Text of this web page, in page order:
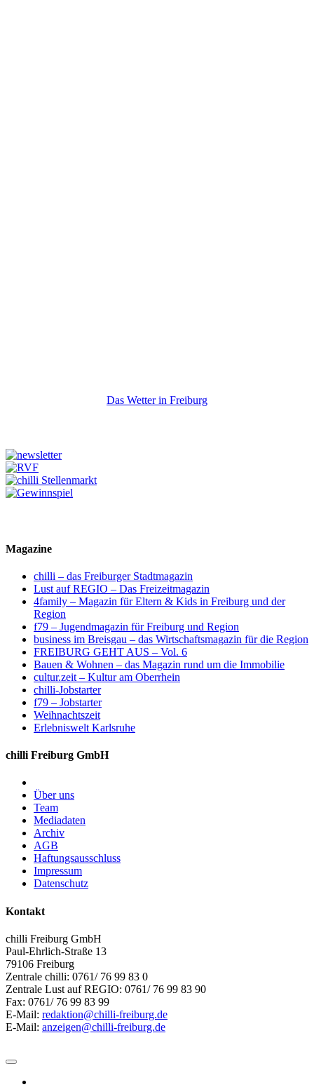
Das Wetter in Freiburg
Magazine
chilli – das Freiburger Stadtmagazin
Lust auf REGIO – Das Freizeitmagazin
4family – Magazin für Eltern & Kids in Freiburg und der
Region
f79 – Jugendmagazin für Freiburg und Region
business im Breisgau – das Wirtschaftsmagazin für die Region
FREIBURG GEHT AUS – Vol. 6
Bauen & Wohnen – das Magazin rund um die Immobilie
cultur.zeit – Kultur am Oberrhein
chilli-Jobstarter
f79 – Jobstarter
Weihnachtszeit
Erlebniswelt Karlsruhe
chilli Freiburg GmbH
Über uns
Team
Mediadaten
Archiv
AGB
Haftungsausschluss
Impressum
Datenschutz
Kontakt
chilli Freiburg GmbH
Paul-Ehrlich-Straße 13
79106 Freiburg
Zentrale chilli: 0761/ 76 99 83 0
Zentrale Lust auf REGIO: 0761/ 76 99 83 90
Fax: 0761/ 76 99 83 99
E-Mail: redaktion@chilli-freiburg.de
E-Mail: anzeigen@chilli-freiburg.de